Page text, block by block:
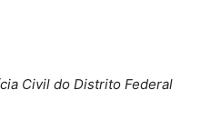
Civil do Distrito Federal